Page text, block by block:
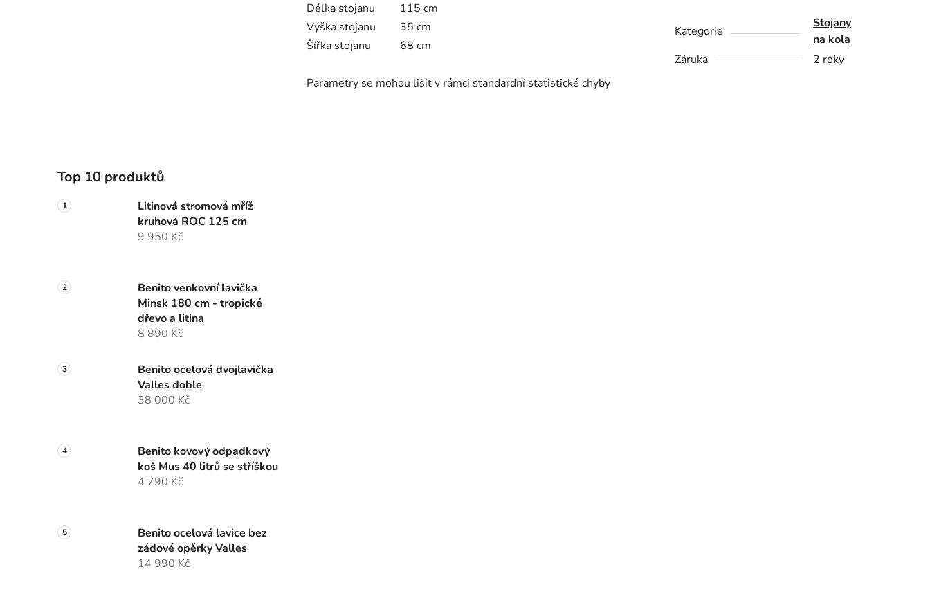
Top 10 produktů
Litinová stromová mříž
kruhová ROC 125 cm
9 950 Kč
Benito venkovní lavička
Minsk 180 cm - tropické
dřevo a litina
8 890 Kč
Benito ocelová dvojlavička
Valles doble
38 000 Kč
Benito kovový odpadkový
koš Mus 40 litrů se stříškou
4 790 Kč
Benito ocelová lavice bez
zádové opěrky Valles
14 990 Kč
Délka stojanu
115 cm
Výška stojanu
35 cm
Šířka stojanu
68 cm
Parametry se mohou lišit v rámci standardní statistické chyby
Kategorie
Stojany
na kola
Záruka
2 roky